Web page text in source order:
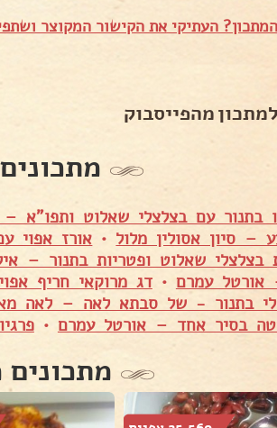
העתיקי את הקישור המקוצר
מהפייסבוק
בתנור עם בצלצלי שאלוט ותפו"א –
– סיון אסולין מלול • אורז אפוי
בצלצלי שאלוט ופטריות בתנור –
אורטל עמרם •דג מרוקאי חריף
בתנור - של סבתא לאה – לאה
בסיר אחד – אורטל עמרם •